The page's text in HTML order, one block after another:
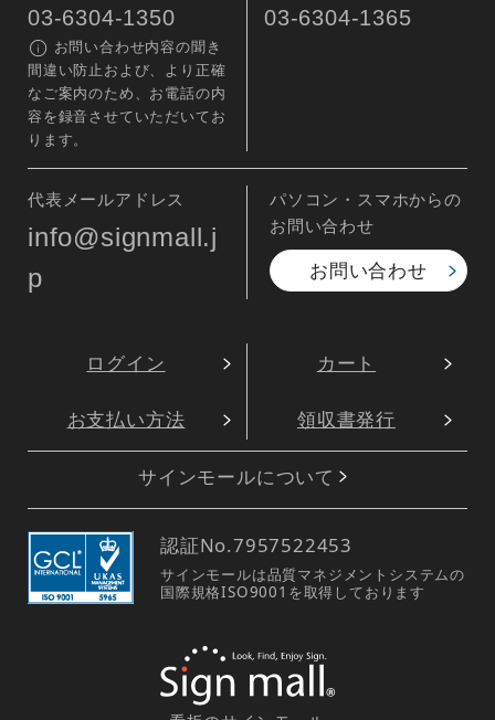
03-6304-1350
お問い合わせ内容の聞き
間違い防止および、より正確
なご案内のため、お電話の内
容を録音させていただいてお
ります。
03-6304-1365
代表メールアドレス
info@signmall.j
p
パソコン・スマホからの
お問い合わせ
お問い合わせ
ログイン カート
お支払い方法 領収書発行
サインモールについて
認証No.7957522453
サインモールは品質マネジメントシステムの
国際規格ISO9001を取得しております